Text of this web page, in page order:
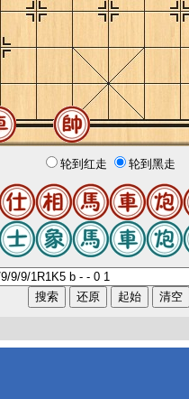
轮到红走 轮到黑走